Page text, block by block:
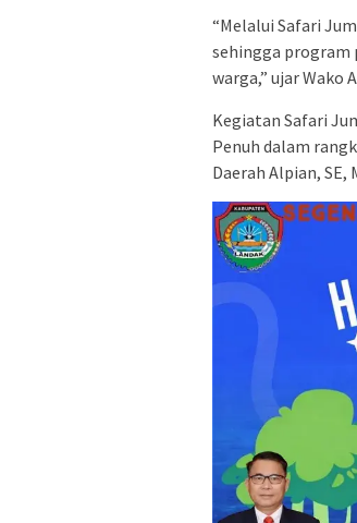
“Melalui Safari
sehingga program
warga,” ujar Wako
Kegiatan Safari
Penuh dalam
Daerah Alpian, SE,